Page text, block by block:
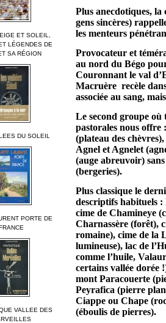
ET SOLEIL,
LÉGENDES DE
SA RÉGION
DU SOLEIL
PORTE DE
VALLEE DES
Plus anecdotiques, la
gens sincères)
les menteurs
Provocateur et
au nord du Bégo
Couronnant le val
Macruère recèle
associée au sang,
Le second groupe où
pastorales nous
(plateau des
Agnel et Agnelet
(auge abreuvoir)
(bergeries).
Plus classique le
descriptifs habituels
cime de Chamineye
Charnassère (forêt),
romaine), cime de la
lumineuse), lac de
comme l’huile,
certains vallée dorée
mont Paracouerte
Peyrafica (pierre
Ciappe ou Chape
(éboulis de pierres).